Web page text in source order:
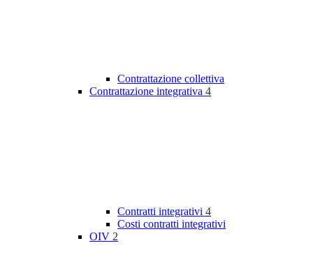
Contrattazione collettiva
Contrattazione integrativa 4
Contratti integrativi 4
Costi contratti integrativi
OIV 2